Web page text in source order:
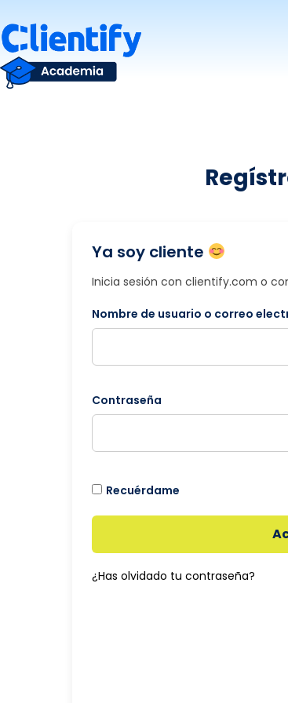
al
contenido
Ya soy cliente
Inicia sesión con clientify.com o
Nombre de usuario o correo
Contraseña
Recuérdame
¿Has olvidado tu contraseña?